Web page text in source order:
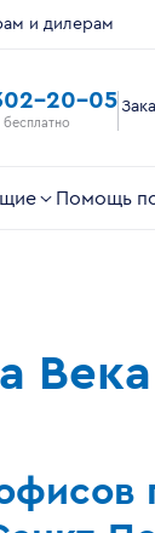
и дилерам
20-05
бесплатно
Помощь